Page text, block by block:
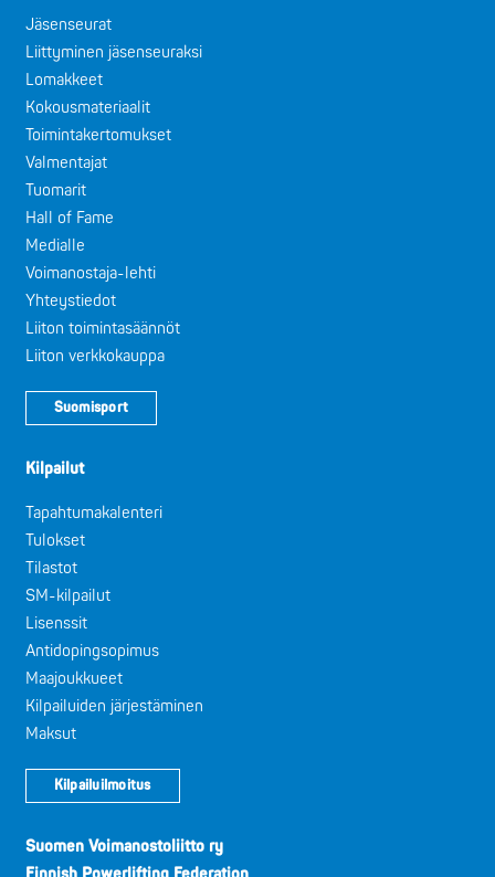
Jäsenseurat
Liittyminen jäsenseuraksi
Lomakkeet
Kokousmateriaalit
Toimintakertomukset
Valmentajat
Tuomarit
Hall of Fame
Medialle
Voimanostaja-lehti
Yhteystiedot
Liiton toimintasäännöt
Liiton verkkokauppa
Suomisport
Kilpailut
Tapahtumakalenteri
Tulokset
Tilastot
SM-kilpailut
Lisenssit
Antidopingsopimus
Maajoukkueet
Kilpailuiden järjestäminen
Maksut
Kilpailuilmoitus
Suomen Voimanostoliitto ry